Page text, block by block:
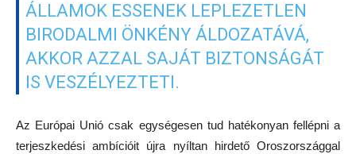
ÁLLAMOK ESSENEK LEPLEZETLEN
BIRODALMI ÖNKÉNY ÁLDOZATÁVÁ,
AKKOR AZZAL SAJÁT BIZTONSÁGÁT
IS VESZÉLYEZTETI.
Az Európai Unió csak egységesen tud hatékonyan fellépni a
terjeszkedési ambícióit újra nyíltan hirdető Oroszországgal